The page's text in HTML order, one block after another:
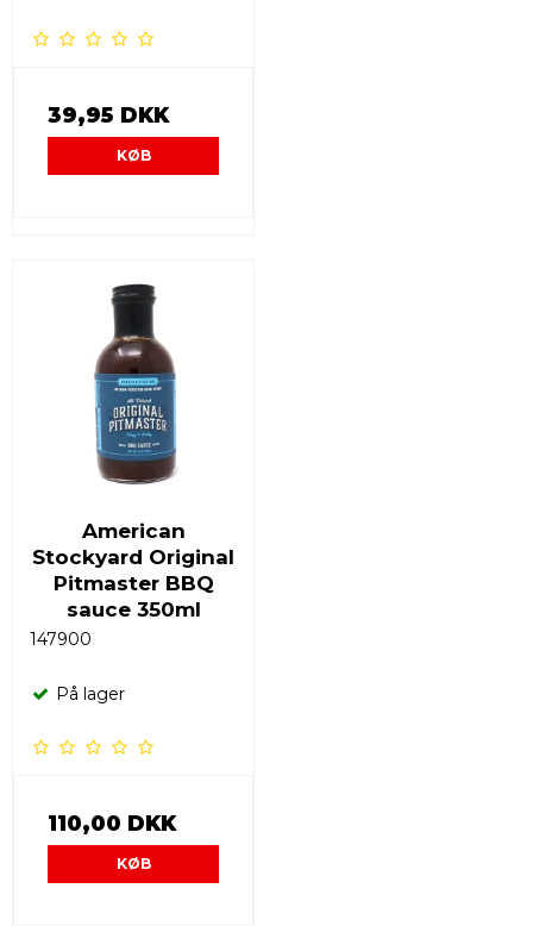
39,95 DKK
KØB
American
Stockyard Original
Pitmaster BBQ
sauce 350ml
147900
På lager
110,00 DKK
KØB